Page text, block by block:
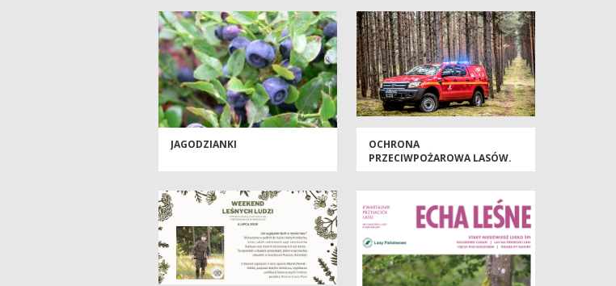
JAGODZIANKI
OCHRONA
PRZECIWPOŻAROWA LASÓW.
LASY PAŃSTWOWE INWESTUJĄ